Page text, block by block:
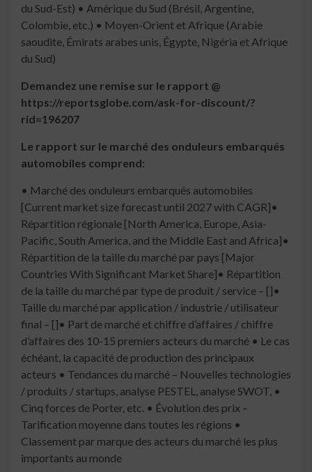
du Sud-Est) • Amérique du Sud (Brésil, Argentine,
Colombie, etc.) • Moyen-Orient et Afrique (Arabie
saoudite, Émirats arabes unis, Égypte, Nigéria et Afrique
du Sud)
Demandez une remise sur le rapport @
https://reportsglobe.com/ask-for-discount/?
rid=196207
Le rapport sur le marché des onduleurs embarqués
automobiles comprend:
• Marché des onduleurs embarqués automobiles
[Current market size forecast until 2027 with CAGR]•
Répartition régionale [North America, Europe, Asia-
Pacific, South America, and the Middle East and Africa]•
Répartition de la taille du marché par pays [Major
Countries With Significant Market Share]• Répartition
de la taille du marché par type de produit / service – []•
Taille du marché par application / industrie / utilisateur
final – []• Part de marché et chiffre d’affaires / chiffre
d’affaires des 10-15 premiers acteurs du marché • Le cas
échéant, la capacité de production des principaux
acteurs • Tendances du marché – Nouvelles technologies
/ produits / startups, analyse PESTEL, analyse SWOT, •
Cinq forces de Porter, etc. • Évolution des prix –
Tarification moyenne dans toutes les régions •
Classement par marque des acteurs du marché les plus
importants au monde